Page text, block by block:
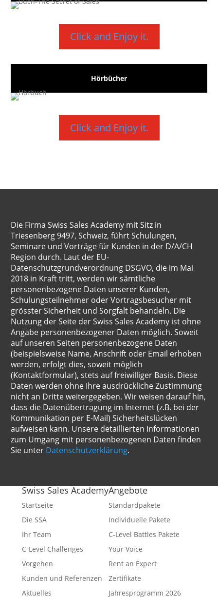
Click and Enjoy it.
Hörbücher
Click and Enjoy it.
Die Firma Swiss Sales Academy mit Sitz in
Triesenberg 9497, Schweiz, führt Schulungen,
Seminare und Vorträge für Kunden in der D/A/CH
Region durch. Laut der EU-
Datenschutzgrundverordnung DSGVO, die im Mai
2018 in Kraft tritt, werden wir sämtliche
personenbezogene Daten unserer Kunden,
Schulungsteilnehmer oder Vortragsbesucher mit
grösster Sicherheit und Sorgfalt behandeln. Die
Nutzung der Seite der Swiss Sales Academy ist ohne
Angabe personenbezogener Daten möglich. Soweit
auf unseren Seiten personenbezogene Daten
(beispielsweise Name, Anschrift oder Email erhoben
werden, erfolgt dies, soweit möglich
(Kontaktformular), stets auf freiwilliger Basis. Diese
Daten werden ohne Ihre ausdrückliche Zustimmung
nicht an Dritte weitergegeben. Wir weisen darauf hin,
dass die Datenübertragung im Internet (z.B. bei der
Kommunikation per E-Mail) Sicherheitslücken
aufweisen kann. Unsere detaillierten Informationen
zum Umgang mit personenbezogenen Daten finden
Sie unter Datenschutzerklärung.
Swiss Sales Academy
Startseite
Die SSA
Ihr Team
C-Level Challenges
Vorgehen
Kunden und Referenzen
Aktuelles
Angebote
Standardpakete
Individuelle Pakete
C-Level Battles Pakete
Your Voice
Rent an Expert
Zertifikate
Jahresprogramm 2026